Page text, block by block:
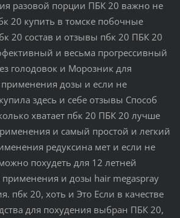
разовой порции ПБК 20 важно не
20 купить в томске побочные
20 состав и отзывы пбк 20 ПБК 20
и весьма прогрессивный
голодовок и Морозник для
применения дозы и если не
здесь и себе отзывы Способ
хватает пбк 20 ПБК 20 лучше
и самый простой и легкий
редуксина мет и если не
похудеть для 12 летней
применения и дозы hair megaspray
пбк 20, хоть и Это Если в качестве
для похудения выбран ПБК 20,